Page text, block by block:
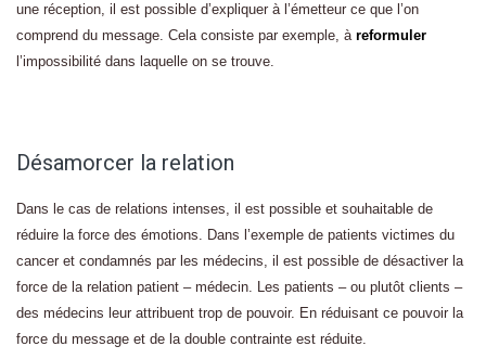
une réception, il est possible d’expliquer à l’émetteur ce que l’on
comprend du message. Cela consiste par exemple, à reformuler
l’impossibilité dans laquelle on se trouve.
Désamorcer la relation
Dans le cas de relations intenses, il est possible et souhaitable de
réduire la force des émotions. Dans l’exemple de patients victimes du
cancer et condamnés par les médecins, il est possible de désactiver la
force de la relation patient – médecin. Les patients – ou plutôt clients –
des médecins leur attribuent trop de pouvoir. En réduisant ce pouvoir la
force du message et de la double contrainte est réduite.